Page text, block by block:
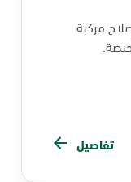
مركبة
تفاصيل